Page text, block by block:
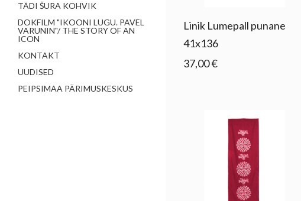
TÄDI ŠURA KOHVIK
DOKFILM "IKOONI LUGU. PAVEL
VARUNIN"/ THE STORY OF AN
ICON
KONTAKT
UUDISED
PEIPSIMAA PÄRIMUSKESKUS
Linik Lumepall punane
41x136
37,00 €